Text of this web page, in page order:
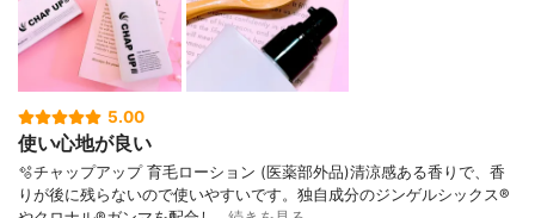
5.00
使い心地が良い
🫧チャップアップ 育毛ローション (医薬部外品)清涼感ある香りで、香
りが後に残らないので使いやすいです。独自成分のジンゲルシックス®